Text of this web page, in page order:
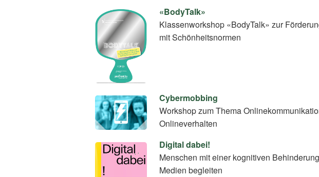
«BodyTalk»
Klassenworkshop «BodyTalk» zur
mit Schönheitsnormen
Cybermobbing
Workshop zum Thema
Onlineverhalten
Digital dabei!
Menschen mit einer kognitiven
Medien begleiten